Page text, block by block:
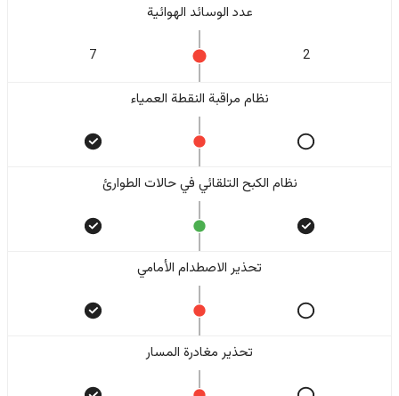
عدد الوسائد الهوائية
2
7
نظام مراقبة النقطة العمياء
نظام الكبح التلقائي في حالات الطوارئ
تحذير الاصطدام الأمامي
تحذير مغادرة المسار